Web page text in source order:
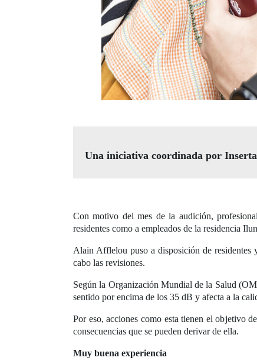
Una iniciativa coordinada por
Con motivo del mes de la audición,
residentes como a empleados de la residencia
Alain Afflelou puso a disposición de residentes
cabo las revisiones.
Según la Organización Mundial de la Salud
sentido por encima de los 35 dB y afecta a la
Por eso, acciones como esta tienen el objetivo
consecuencias que se pueden derivar de ella.
Muy buena experiencia